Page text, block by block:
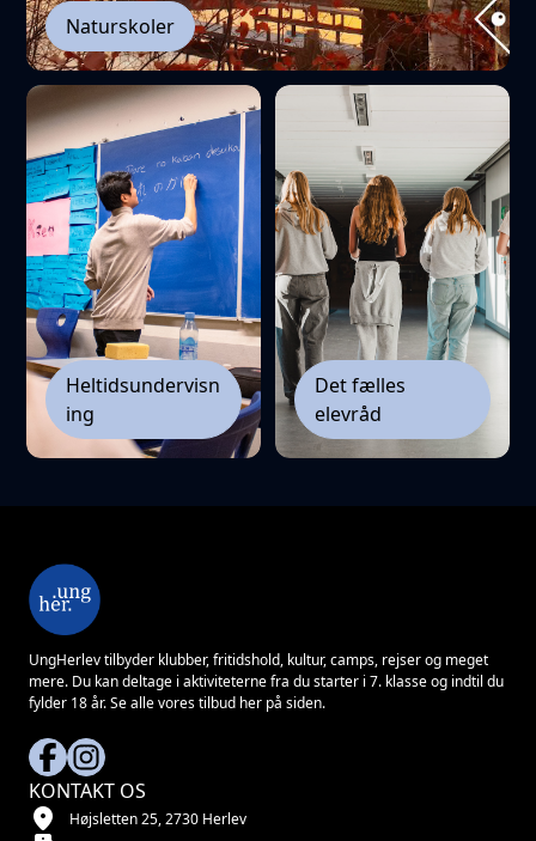
Naturskoler
Heltidsundervisn
ing
Det fælles
elevråd
UngHerlev tilbyder klubber, fritidshold, kultur, camps, rejser og meget
mere. Du kan deltage i aktiviteterne fra du starter i 7. klasse og indtil du
fylder 18 år. Se alle vores tilbud her på siden.
KONTAKT OS
location_on Højsletten 25, 2730 Herlev